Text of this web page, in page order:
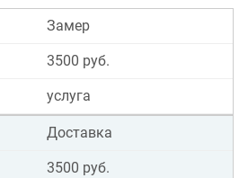
Замер
3500 руб.
услуга
Доставка
3500 руб.